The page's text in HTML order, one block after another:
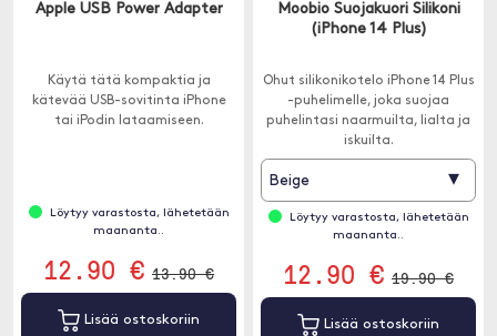
Apple USB Power Adapter
Käytä tätä kompaktia ja
kätevää USB-sovitinta iPhone
tai iPodin lataamiseen.
Löytyy varastosta, lähetetään
maananta..
12.90 € 13.90 €
Lisää ostoskoriin
Moobio Suojakuori Silikoni
(iPhone 14 Plus)
Ohut silikonikotelo iPhone 14 Plus
-puhelimelle, joka suojaa
puhelintasi naarmuilta, lialta ja
iskuilta.
Beige ▾
Löytyy varastosta, lähetetään
maananta..
12.90 € 19.90 €
Lisää ostoskoriin